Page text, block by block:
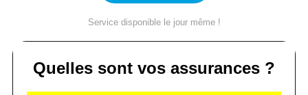
Service disponible le jour même !
Quelles sont vos assurances ?